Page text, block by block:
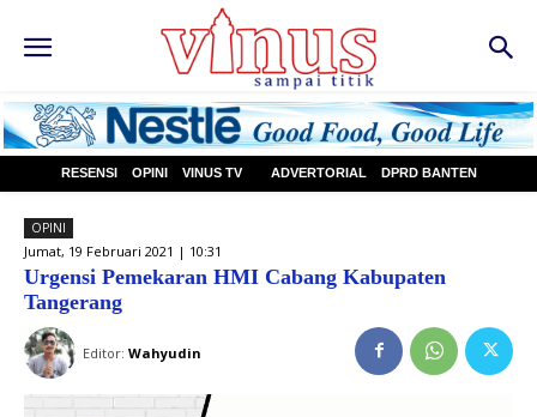
RESENSI OPINI VINUS TV ADVERTORIAL DPRD BANTEN
OPINI
Jumat, 19 Februari 2021 | 10:31
Urgensi Pemekaran HMI Cabang Kabupaten
Tangerang
Editor: Wahyudin